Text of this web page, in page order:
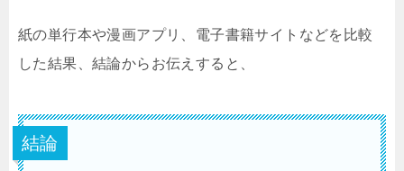
紙の単行本や漫画アプリ、電子書籍サイトなどを比較
した結果、結論からお伝えすると、
結論